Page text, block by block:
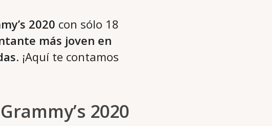
2020 con sólo 18
más joven en
. ¡Aquí te contamos
2020